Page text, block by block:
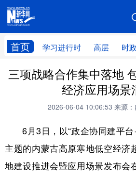
首页 学习进行时 高层 时政
网站地图
学习进行时 高层 时
财经 网
全球
科技 科创 量
文化 书画 健
三项战略合作集中落地
经济应用场景
2026-06-04 10:06:53 来源
6月3日，以“政企协同建平台
主题的内蒙古高原寒地低空经济
地建设推进会暨应用场景发布会